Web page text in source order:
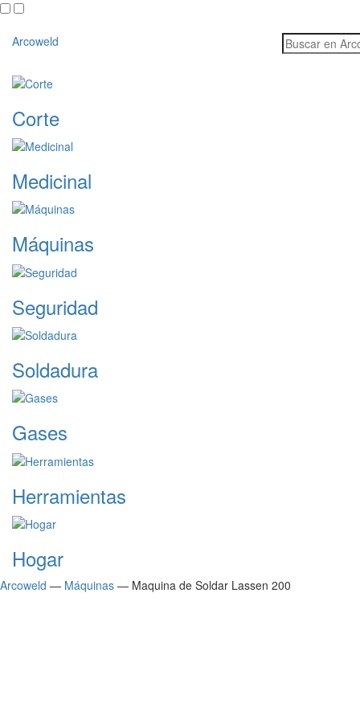
Skip
content
Arcoweld
Corte
Medicinal
Máquinas
Seguridad
Soldadura
Gases
Herramientas
Hogar
Arcoweld — Máquinas — Maquina de Soldar Lassen 200